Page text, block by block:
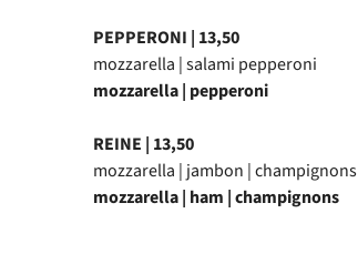
PEPPERONI | 13,50
mozzarella | salami pepperoni
mozzarella | pepperoni
REINE | 13,50
mozzarella | jambon | champignons
mozzarella | ham | champignons